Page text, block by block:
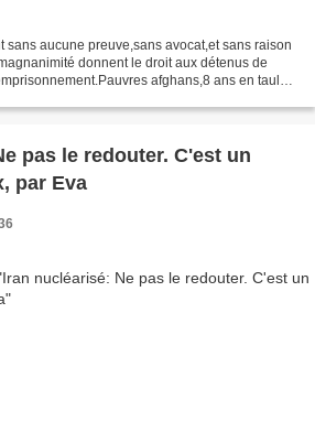
sans aucune preuve,sans avocat,et sans raison
donnent le droit aux détenus de
afghans,8 ans en taule
pas le redouter. C'est un
par Eva